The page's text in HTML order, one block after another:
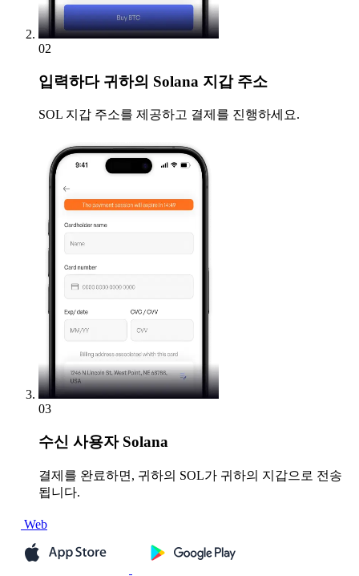
02
입력하다귀하의 Solana 지갑 주소
SOL 지갑 주소를 제공하고 결제를 진행하세요.
03
수신 사용자 Solana
결제를 완료하면, 귀하의 SOL가 귀하의 지갑으로 전송
됩니다.
Web